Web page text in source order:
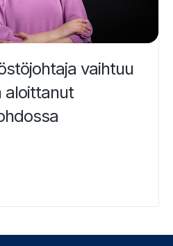
vaihtuu
aloittanut